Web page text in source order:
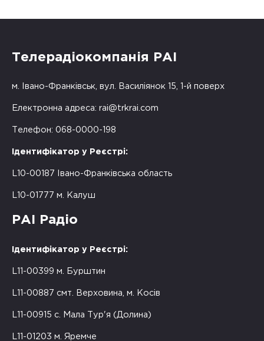
Телерадіокомпанія РАІ
м. Івано-Франківськ, вул. Василіянок 15, 1-й поверх
Електронна адреса: rai@trkrai.com
Телефон: 068-0000-198
Ідентифікатор у Реєстрі:
L10-00187 Івано-Франківська область
L10-01777 м. Калуш
РАІ Радіо
Ідентифікатор у Реєстрі:
L11-00399 м. Бурштин
L11-00887 смт. Верховина, м. Косів
L11-00915 с. Мала Тур'я (Долина)
L11-01203 м. Яремче